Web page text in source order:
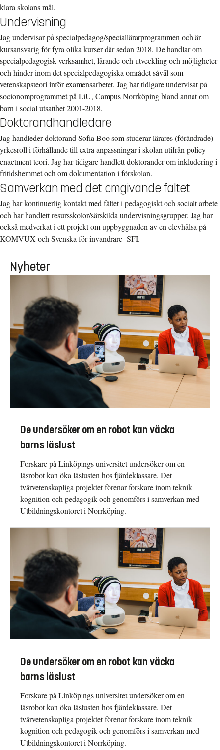
klara skolans mål.
Undervisning
Jag undervisar på specialpedagog/speciallärarprogrammen och är
kursansvarig för fyra olika kurser där sedan 2018. De handlar om
specialpedagogisk verksamhet, lärande och utveckling och möjligheter
och hinder inom det specialpedagogiska området såväl som
vetenskapsteori inför examensarbetet. Jag har tidigare undervisat på
socionomprogrammet på LiU, Campus Norrköping bland annat om
barn i social utsatthet 2001-2018.
Doktorandhandledare
Jag handleder doktorand Sofia Boo som studerar lärares (förändrade)
yrkesroll i förhållande till extra anpassningar i skolan utifrån policy-
enactment teori. Jag har tidigare handlett doktorander om inkludering i
fritidshemmet och om dokumentation i förskolan.
Samverkan med det omgivande fältet
Jag har kontinuerlig kontakt med fältet i pedagogiskt och socialt arbete
och har handlett resursskolor/särskilda undervisningsgrupper. Jag har
också medverkat i ett projekt om uppbyggnaden av en elevhälsa på
KOMVUX och Svenska för invandrare- SFI.
Nyheter
De undersöker om en robot kan väcka
barns läslust
Forskare på Linköpings universitet undersöker om en
läsrobot kan öka läslusten hos fjärdeklassare. Det
tvärvetenskapliga projektet förenar forskare inom teknik,
kognition och pedagogik och genomförs i samverkan med
Utbildningskontoret i Norrköping.
De undersöker om en robot kan väcka
barns läslust
Forskare på Linköpings universitet undersöker om en
läsrobot kan öka läslusten hos fjärdeklassare. Det
tvärvetenskapliga projektet förenar forskare inom teknik,
kognition och pedagogik och genomförs i samverkan med
Utbildningskontoret i Norrköping.